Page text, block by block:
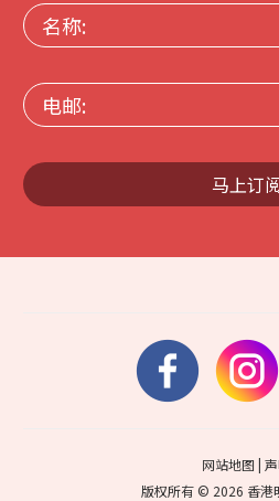
名
称:
电
邮:
马上订
网站地图 |
版权所有 © 2026 香港